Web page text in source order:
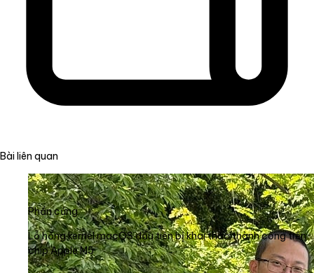
Bài liên quan
Phần cứng
Lỗ hổng kernel macOS đầu tiên bị khai thác thành công trên
chip Apple M5